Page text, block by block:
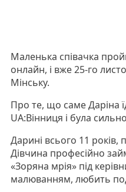
Маленька співачка
онлайн, і вже 25-го
Мінську.
Про те, що саме Даріна
UA:Вінниця і була
Дарині всього 11 років,
Дівчина професійно
«Зоряна мрія» під
малюванням, любить